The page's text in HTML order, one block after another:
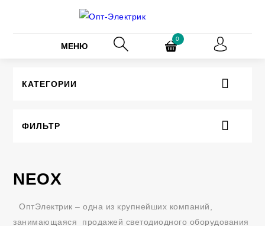
МЕНЮ
0
КАТЕГОРИИ
ФИЛЬТР
NEOX
ОптЭлектрик – одна из крупнейших компаний,
занимающаяся продажей светодиодного оборудования